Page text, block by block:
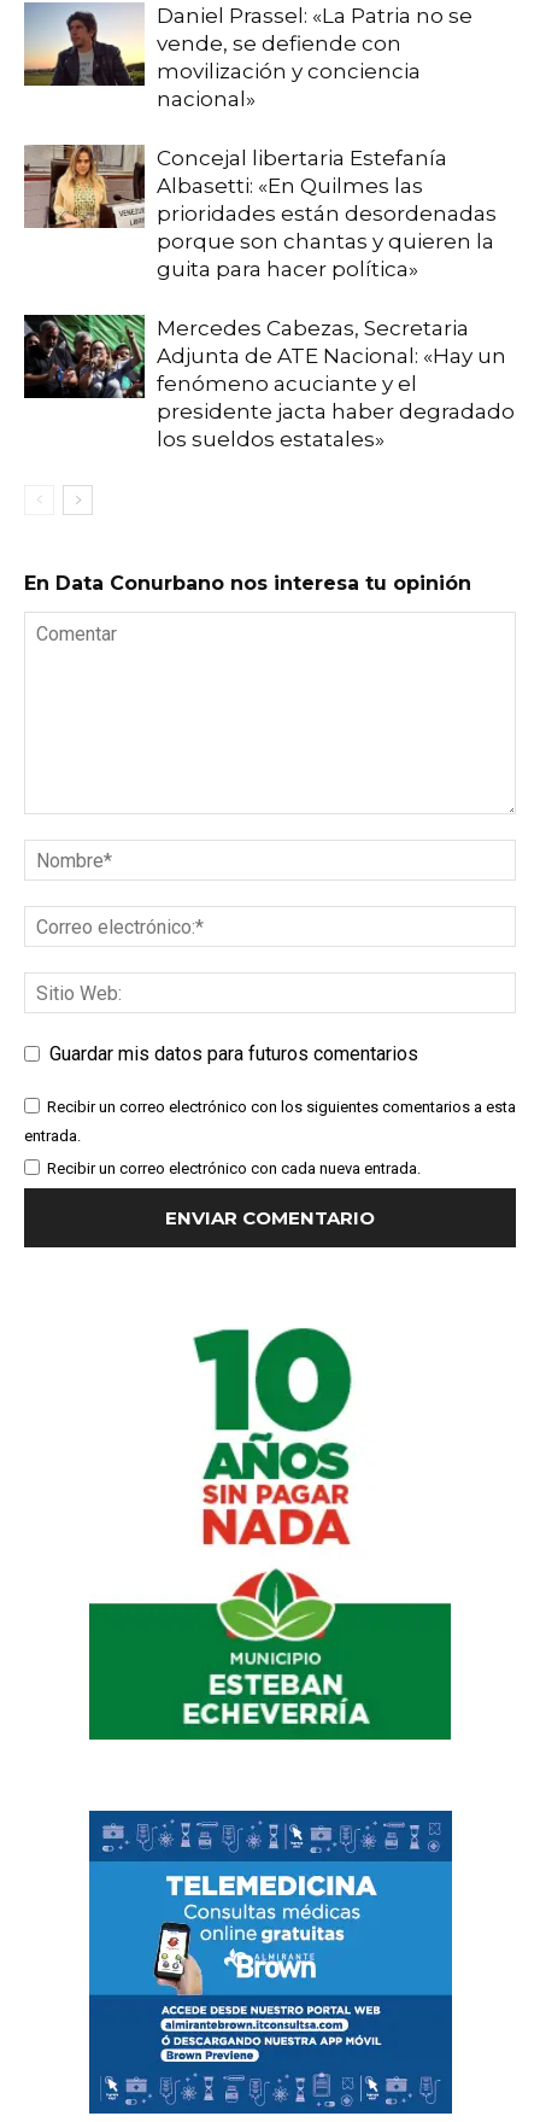
Daniel Prassel: «La Patria no se
vende, se defiende con
movilización y conciencia
nacional»
Concejal libertaria Estefanía
Albasetti: «En Quilmes las
prioridades están desordenadas
porque son chantas y quieren la
guita para hacer política»
Mercedes Cabezas, Secretaria
Adjunta de ATE Nacional: «Hay un
fenómeno acuciante y el
presidente jacta haber degradado
los sueldos estatales»
En Data Conurbano nos interesa tu opinión
Guardar mis datos para futuros comentarios
Recibir un correo electrónico con los siguientes comentarios a esta
entrada.
Recibir un correo electrónico con cada nueva entrada.